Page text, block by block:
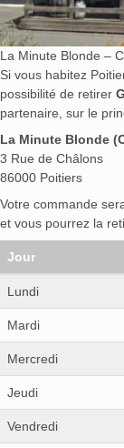
La Minute Blonde –
Si vous habitez
possibilité de retirer
partenaire, sur le
La Minute Blonde
3 Rue de Châlons
86000 Poitiers
Votre commande
et vous pourrez la
Jour
Lundi
Mardi
Mercredi
Jeudi
Vendredi